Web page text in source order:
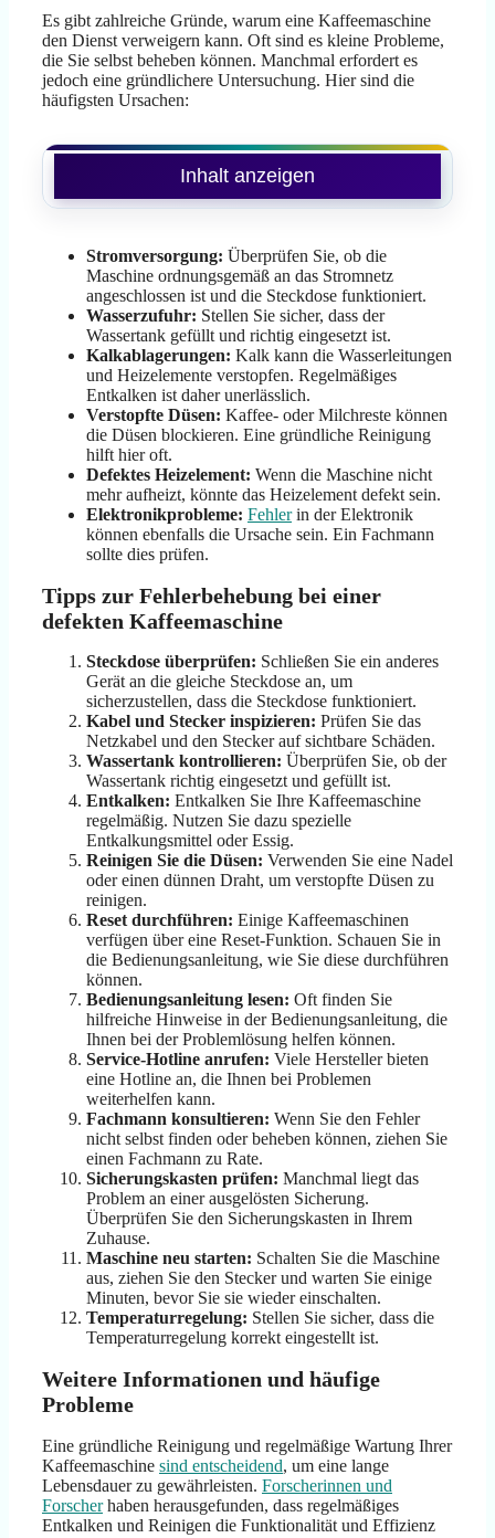
Es gibt zahlreiche Gründe, warum eine Kaffeemaschine
den Dienst verweigern kann. Oft sind es kleine Probleme,
die Sie selbst beheben können. Manchmal erfordert es
jedoch eine gründlichere Untersuchung. Hier sind die
häufigsten Ursachen:
Inhalt anzeigen
Stromversorgung: Überprüfen Sie, ob die
Maschine ordnungsgemäß an das Stromnetz
angeschlossen ist und die Steckdose funktioniert.
Wasserzufuhr: Stellen Sie sicher, dass der
Wassertank gefüllt und richtig eingesetzt ist.
Kalkablagerungen: Kalk kann die Wasserleitungen
und Heizelemente verstopfen. Regelmäßiges
Entkalken ist daher unerlässlich.
Verstopfte Düsen: Kaffee- oder Milchreste können
die Düsen blockieren. Eine gründliche Reinigung
hilft hier oft.
Defektes Heizelement: Wenn die Maschine nicht
mehr aufheizt, könnte das Heizelement defekt sein.
Elektronikprobleme: Fehlerin der Elektronik
können ebenfalls die Ursache sein. Ein Fachmann
sollte dies prüfen.
Tipps zur Fehlerbehebung bei einer
defekten Kaffeemaschine
Steckdose überprüfen: Schließen Sie ein anderes
Gerät an die gleiche Steckdose an, um
sicherzustellen, dass die Steckdose funktioniert.
Kabel und Stecker inspizieren: Prüfen Sie das
Netzkabel und den Stecker auf sichtbare Schäden.
Wassertank kontrollieren: Überprüfen Sie, ob der
Wassertank richtig eingesetzt und gefüllt ist.
Entkalken: Entkalken Sie Ihre Kaffeemaschine
regelmäßig. Nutzen Sie dazu spezielle
Entkalkungsmittel oder Essig.
Reinigen Sie die Düsen: Verwenden Sie eine Nadel
oder einen dünnen Draht, um verstopfte Düsen zu
reinigen.
Reset durchführen: Einige Kaffeemaschinen
verfügen über eine Reset-Funktion. Schauen Sie in
die Bedienungsanleitung, wie Sie diese durchführen
können.
Bedienungsanleitung lesen: Oft finden Sie
hilfreiche Hinweise in der Bedienungsanleitung, die
Ihnen bei der Problemlösung helfen können.
Service-Hotline anrufen: Viele Hersteller bieten
eine Hotline an, die Ihnen bei Problemen
weiterhelfen kann.
Fachmann konsultieren: Wenn Sie den Fehler
nicht selbst finden oder beheben können, ziehen Sie
einen Fachmann zu Rate.
Sicherungskasten prüfen: Manchmal liegt das
Problem an einer ausgelösten Sicherung.
Überprüfen Sie den Sicherungskasten in Ihrem
Zuhause.
Maschine neu starten: Schalten Sie die Maschine
aus, ziehen Sie den Stecker und warten Sie einige
Minuten, bevor Sie sie wieder einschalten.
Temperaturregelung: Stellen Sie sicher, dass die
Temperaturregelung korrekt eingestellt ist.
Weitere Informationen und häufige
Probleme
Eine gründliche Reinigung und regelmäßige Wartung Ihrer
Kaffeemaschine sind entscheidend, um eine lange
Lebensdauer zu gewährleisten. Forscherinnen und
Forscherhaben herausgefunden, dass regelmäßiges
Entkalken und Reinigen die Funktionalität und Effizienz